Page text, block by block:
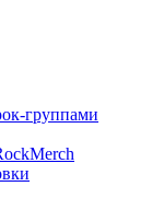
группами